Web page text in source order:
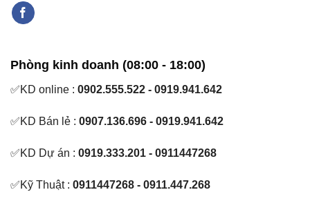
Phòng kinh doanh (08:00 - 18:00)
✅KD online : 0902.555.522 - 0919.941.642
✅KD Bán lẻ : 0907.136.696 - 0919.941.642
✅KD Dự án : 0919.333.201 - 0911447268
✅Kỹ Thuật : 0911447268 - 0911.447.268